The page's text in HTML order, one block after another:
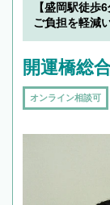
【盛岡駅徒歩
ご負担を軽減
開運橋総
オンライン相談可